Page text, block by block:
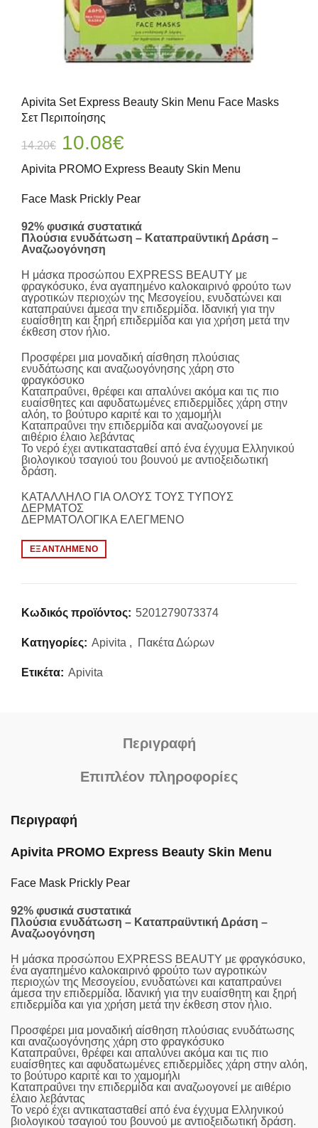
Apivita Set Express Beauty Skin Menu Face Masks
Σετ Περιποίησης
14.20€ Original
price
14.20€.
10.08€
τρέχουσα
είναι:
10.08€.
Apivita PROMO Express Beauty Skin Menu
Face Mask Prickly Pear
92% φυσικά συστατικά
Πλούσια ενυδάτωση – Καταπραϋντική Δράση –
Αναζωογόνηση
Η μάσκα προσώπου EXPRESS BEAUTY με
φραγκόσυκο, ένα αγαπημένο καλοκαιρινό φρούτο των
αγροτικών περιοχών της Μεσογείου, ενυδατώνει και
καταπραύνει άμεσα την επιδερμίδα. Ιδανική για την
ευαίσθητη και ξηρή επιδερμίδα και για χρήση μετά την
έκθεση στον ήλιο.
Προσφέρει μια μοναδική αίσθηση πλούσιας
ενυδάτωσης και αναζωογόνησης χάρη στο
φραγκόσυκο
Καταπραΰνει, θρέφει και απαλύνει ακόμα και τις πιο
ευαίσθητες και αφυδατωμένες επιδερμίδες χάρη στην
αλόη, το βούτυρο καριτέ και το χαμομήλι
Καταπραΰνει την επιδερμίδα και αναζωογονεί με
αιθέριο έλαιο λεβάντας
Το νερό έχει αντικατασταθεί από ένα έγχυμα Ελληνικού
βιολογικού τσαγιού του βουνού με αντιοξειδωτική
δράση.
ΚΑΤΑΛΛΗΛΟ ΓΙΑ ΟΛΟΥΣ ΤΟΥΣ ΤΥΠΟΥΣ
ΔΕΡΜΑΤΟΣ
ΔΕΡΜΑΤΟΛΟΓΙΚΑ ΕΛΕΓΜΕΝΟ
ΕΞΑΝΤΛΗΜΈΝΟ
Κωδικός προϊόντος: 5201279073374
Κατηγορίες: Apivita , Πακέτα Δώρων
Ετικέτα: Apivita
Περιγραφή
Επιπλέον πληροφορίες
Περιγραφή
Apivita PROMO Express Beauty Skin Menu
Face Mask Prickly Pear
92% φυσικά συστατικά
Πλούσια ενυδάτωση – Καταπραϋντική Δράση –
Αναζωογόνηση
Η μάσκα προσώπου EXPRESS BEAUTY με φραγκόσυκο,
ένα αγαπημένο καλοκαιρινό φρούτο των αγροτικών
περιοχών της Μεσογείου, ενυδατώνει και καταπραύνει
άμεσα την επιδερμίδα. Ιδανική για την ευαίσθητη και ξηρή
επιδερμίδα και για χρήση μετά την έκθεση στον ήλιο.
Προσφέρει μια μοναδική αίσθηση πλούσιας ενυδάτωσης
και αναζωογόνησης χάρη στο φραγκόσυκο
Καταπραΰνει, θρέφει και απαλύνει ακόμα και τις πιο
ευαίσθητες και αφυδατωμένες επιδερμίδες χάρη στην αλόη,
το βούτυρο καριτέ και το χαμομήλι
Καταπραΰνει την επιδερμίδα και αναζωογονεί με αιθέριο
έλαιο λεβάντας
Το νερό έχει αντικατασταθεί από ένα έγχυμα Ελληνικού
βιολογικού τσαγιού του βουνού με αντιοξειδωτική δράση.